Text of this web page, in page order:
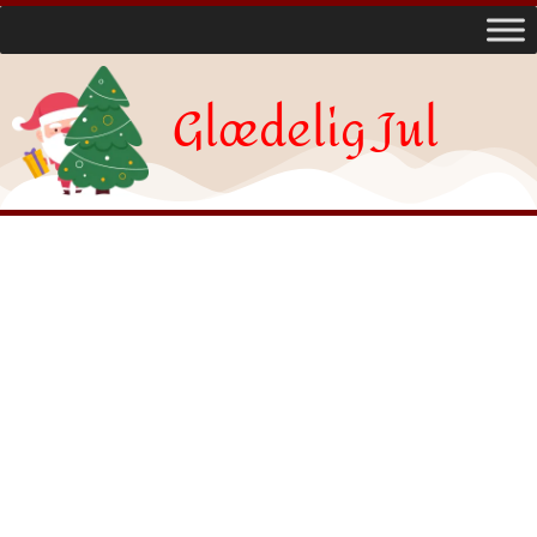
Glædelig Jul